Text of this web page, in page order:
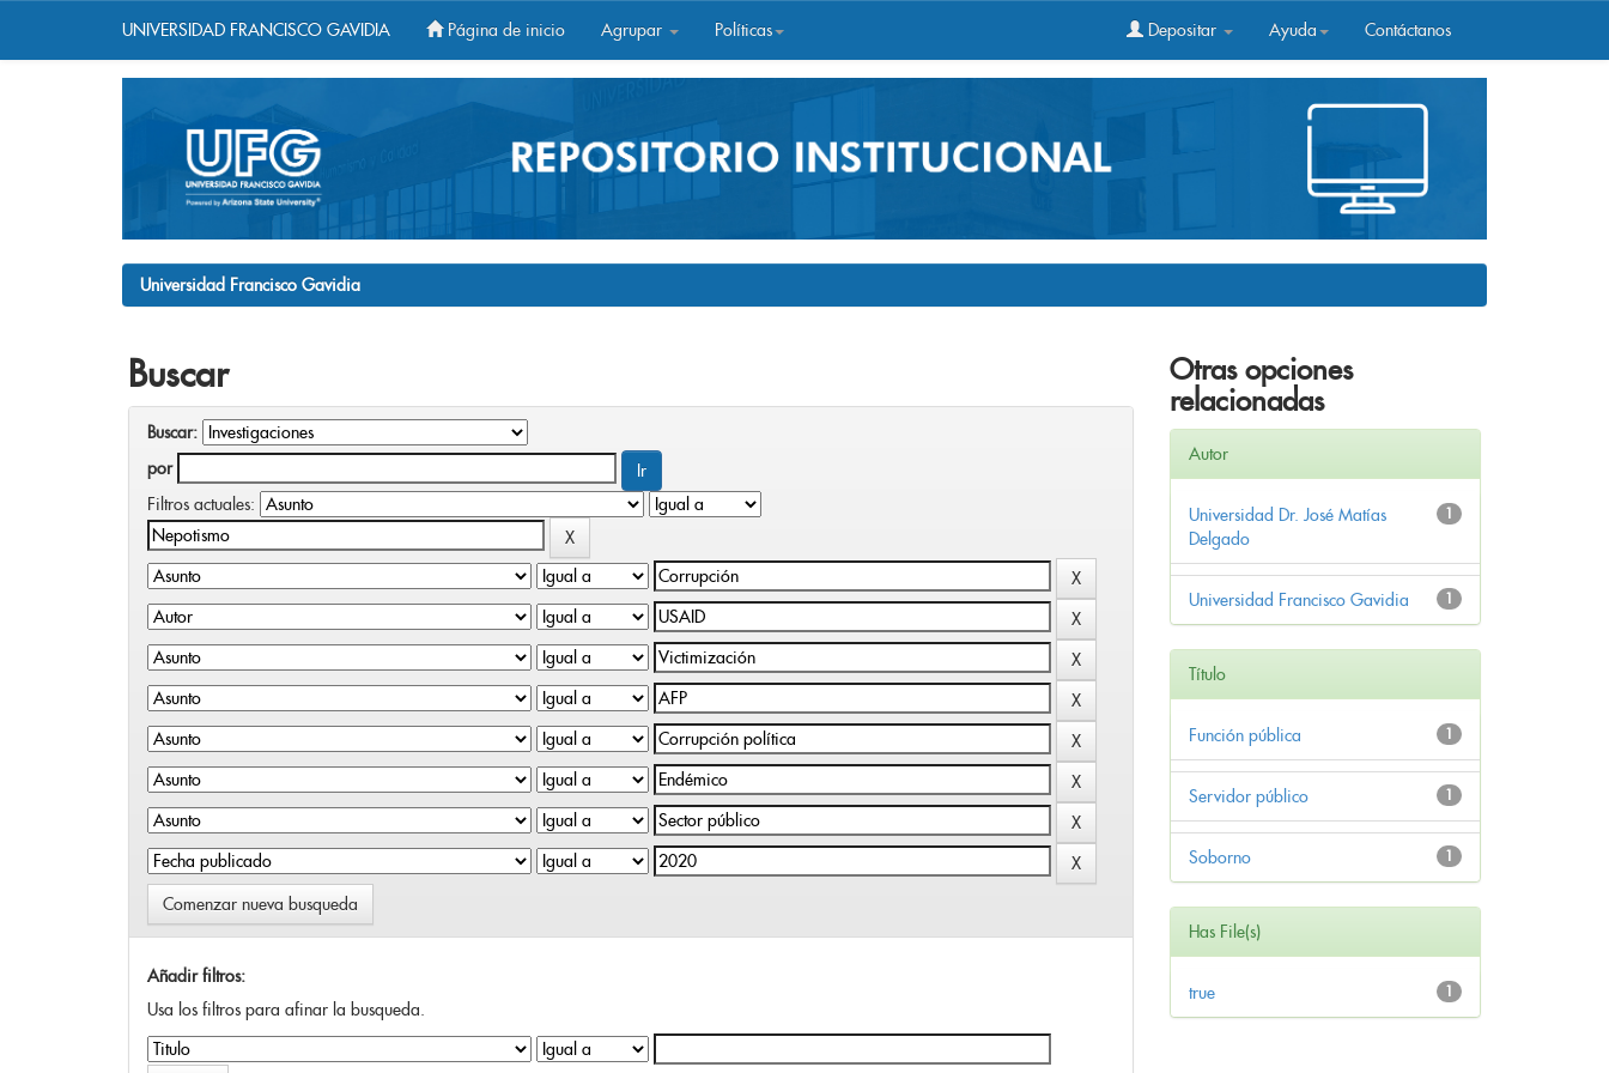
UNIVERSIDAD FRANCISCO GAVIDIA Página de inicio Agrupar Políticas Depositar Ayuda Contáctanos
Universidad Francisco Gavidia
Buscar
Buscar:
por
Filtros actuales:
Comenzar nueva busqueda
Añadir filtros:
Usa los filtros para afinar la busqueda.
Otras opciones
relacionadas
Autor
1
Universidad Dr. José Matías
Delgado
1
Universidad Francisco Gavidia
Título
1
Función pública
1
Servidor público
1
Soborno
Has File(s)
1
true